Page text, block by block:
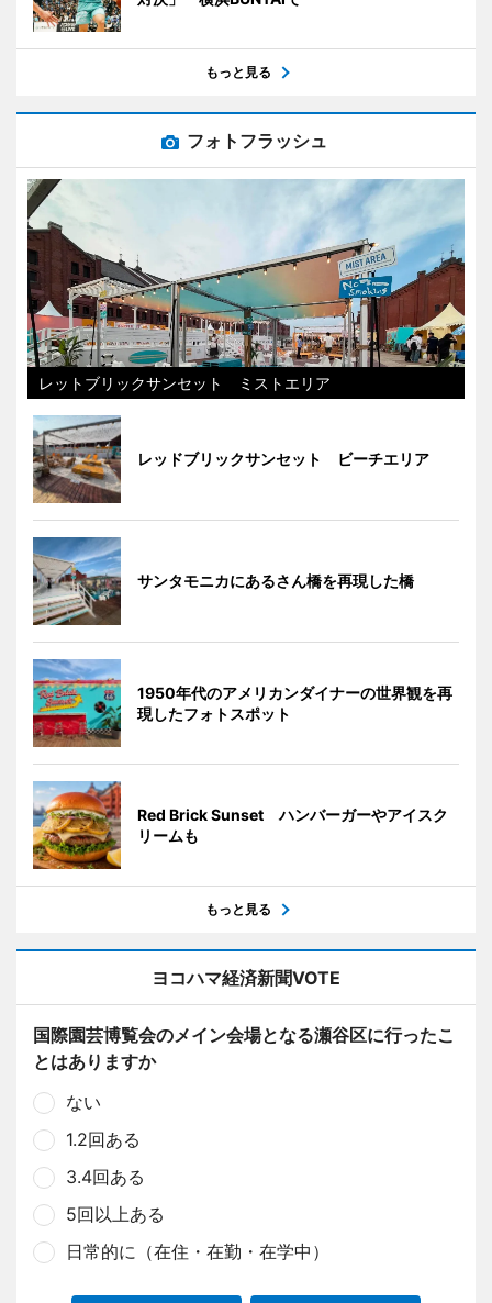
もっと見る
フォトフラッシュ
レットブリックサンセット ミストエリア
レッドブリックサンセット ビーチエリア
サンタモニカにあるさん橋を再現した橋
1950年代のアメリカンダイナーの世界観を再
現したフォトスポット
Red Brick Sunset ハンバーガーやアイスク
リームも
もっと見る
ヨコハマ経済新聞VOTE
国際園芸博覧会のメイン会場となる瀬谷区に行ったこ
とはありますか
ない
1.2回ある
3.4回ある
5回以上ある
日常的に（在住・在勤・在学中）